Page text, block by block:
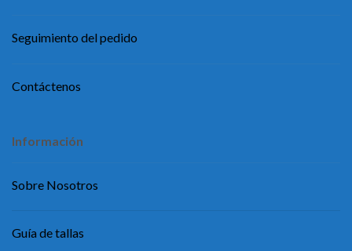
Seguimiento del pedido
Contáctenos
Información
Sobre Nosotros
Guía de tallas